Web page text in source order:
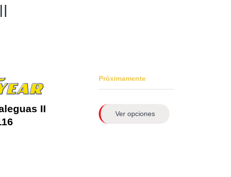
II
Próximamente
Ver opciones